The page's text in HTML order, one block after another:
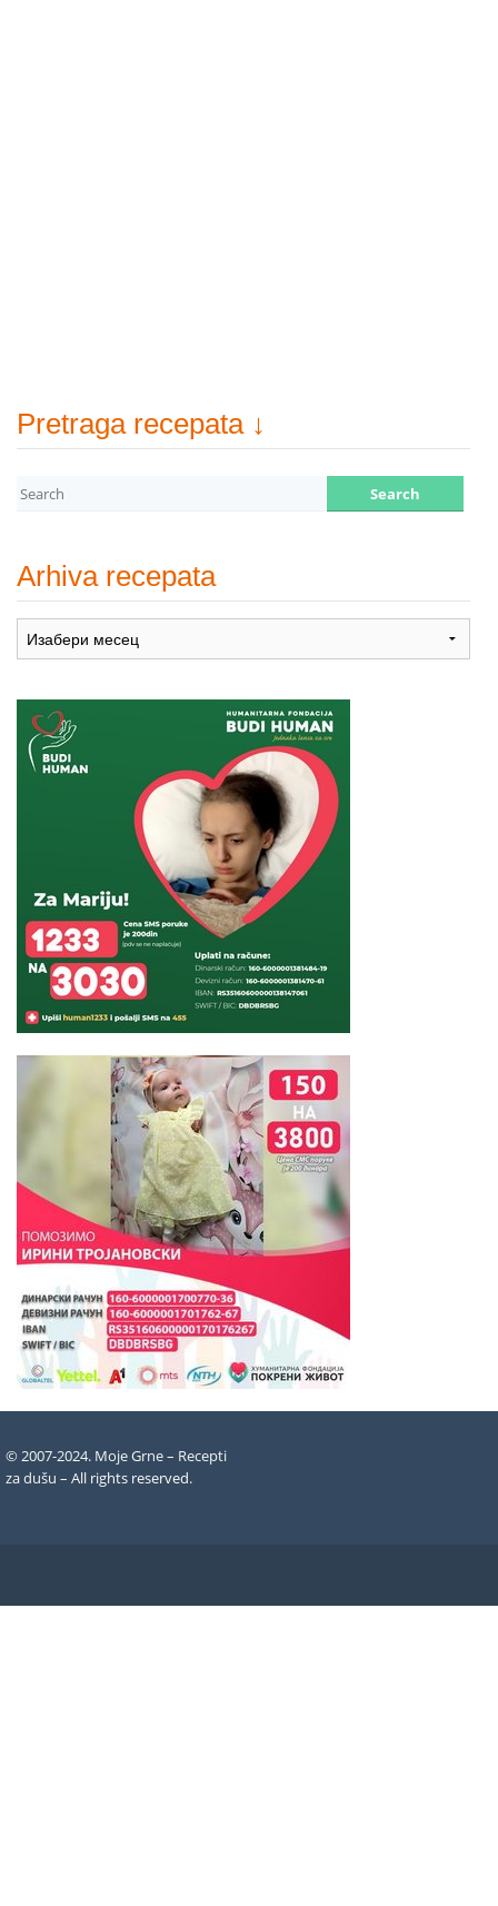
Pretraga recepata ↓
Arhiva recepata
Arhiva
recepata
© 2007-2024. Moje Grne – Recepti
za dušu – All rights reserved.